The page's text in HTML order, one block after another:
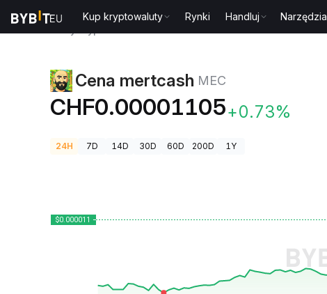
Kup kryptowaluty Rynki Handluj Narzędzia
Cena mertcash MEC
CHF0.00001105+0.73%
24H 7D 14D 30D 60D 200D 1Y